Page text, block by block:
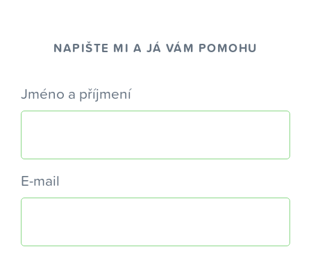
NAPIŠTE MI A JÁ VÁM POMOHU
Jméno a příjmení
E-mail